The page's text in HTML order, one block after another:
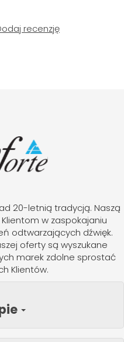
recenzję
20-letnią tradycją. Naszą
w zaspokajaniu
odtwarzających dźwięk.
oferty są wyszukane
marek zdolne sprostać
Klientów.